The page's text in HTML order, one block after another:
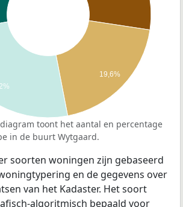
19,6%
toont het aantal en percentage
in de buurt Wytgaard.
soorten woningen zijn gebaseerd
en de gegevens over
van het Kadaster. Het soort
algoritmisch bepaald voor